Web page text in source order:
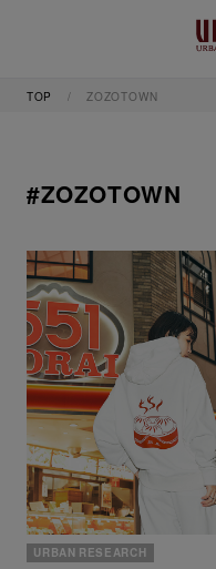
TOP ZOZOTOWN
#ZOZOTOWN
URBAN RESEARCH